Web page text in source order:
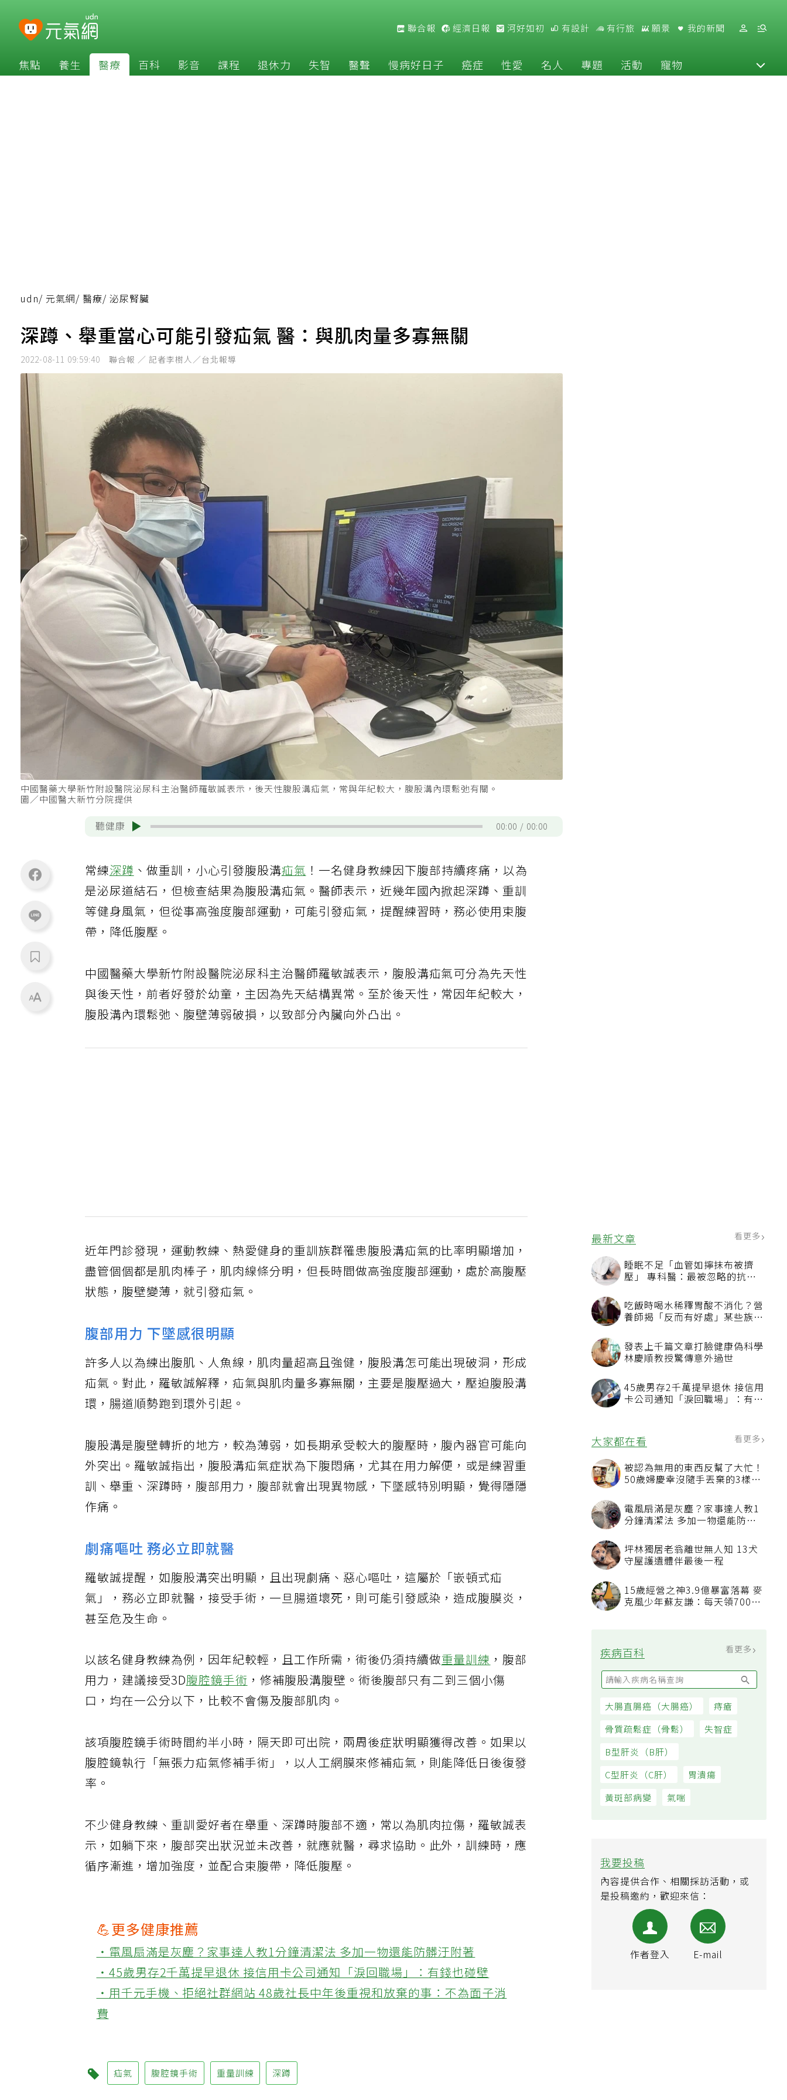
聯合報 經濟日報 河好如初 有設計 有行旅 願景 我的新聞
焦點 養生 醫療 百科 影音 課程 退休力 失智 醫聲 慢病好日子 癌症 性愛 名人 專題 活動 寵物
最新文章 看更多
睡眠不足「血管如擰抹布被擠
壓」 專科醫：最被忽略的抗老
吃飯時喝水稀釋胃酸不消化？營
養師揭「反而有好處」某些族群
發表上千篇文章打臉健康偽科學
林慶順教授驚傳意外過世
45歲男存2千萬提早退休 接信用
卡公司通知「淚回職場」：有錢
大家都在看 看更多
被認為無用的東西反幫了大忙！
50歲婦慶幸沒隨手丟棄的3樣物
電風扇滿是灰塵？家事達人教1
分鐘清潔法 多加一物還能防髒
坪林獨居老翁離世無人知 13犬
守屋護遺體伴最後一程
15歲經營之神3.9億暴富落幕 麥
克風少年蘇友謙：每天領700元
疾病百科
大腸直腸癌（大腸癌） 痔瘡
骨質疏鬆症（骨鬆） 失智症
B型肝炎（B肝）
C型肝炎（C肝）
黃斑部病變
我要投稿
內容提供合作、相關採訪活動，或
是投稿邀約，歡迎來信：
udn/ 元氣網/ 醫療/ 泌尿腎臟
深蹲、舉重當心可能引發疝氣 醫：與肌肉量多寡無關
2022-08-11 09:59:40 聯合報 ／ 記者李樹人／台北報導
中國醫藥大學新竹附設醫院泌尿科主治醫師羅敏誠表示，後天性腹股溝疝氣，常與年紀較大，腹股溝內環鬆弛有關。
圖／中國醫大新竹分院提供
聽健康 00:00 00:00
常練深蹲 、做重訓，小心引發腹股溝疝氣 ！一名健身教練因下腹部持續疼痛，以為
是泌尿道結石，但檢查結果為腹股溝疝氣。醫師表示，近幾年國內掀起深蹲、重訓
等健身風氣，但從事高強度腹部運動，可能引發疝氣，提醒練習時，務必使用束腹
帶，降低腹壓。
中國醫藥大學新竹附設醫院泌尿科主治醫師羅敏誠表示，腹股溝疝氣可分為先天性
與後天性，前者好發於幼童，主因為先天結構異常。至於後天性，常因年紀較大，
腹股溝內環鬆弛、腹壁薄弱破損，以致部分內臟向外凸出。
近年門診發現，運動教練、熱愛健身的重訓族群罹患腹股溝疝氣的比率明顯增加，
盡管個個都是肌肉棒子，肌肉線條分明，但長時間做高強度腹部運動，處於高腹壓
狀態，腹壁變薄，就引發疝氣。
腹部用力 下墜感很明顯
許多人以為練出腹肌、人魚線，肌肉量超高且強健，腹股溝怎可能出現破洞，形成
疝氣。對此，羅敏誠解釋，疝氣與肌肉量多寡無關，主要是腹壓過大，壓迫腹股溝
環，腸道順勢跑到環外引起。
腹股溝是腹壁轉折的地方，較為薄弱，如長期承受較大的腹壓時，腹內器官可能向
外突出。羅敏誠指出，腹股溝疝氣症狀為下腹悶痛，尤其在用力解便，或是練習重
訓、舉重、深蹲時，腹部用力，腹部就會出現異物感，下墜感特別明顯，覺得隱隱
作痛。
劇痛嘔吐 務必立即就醫
羅敏誠提醒，如腹股溝突出明顯，且出現劇痛、惡心嘔吐，這屬於「嵌頓式疝
氣」，務必立即就醫，接受手術，一旦腸道壞死，則可能引發感染，造成腹膜炎，
甚至危及生命。
以該名健身教練為例，因年紀較輕，且工作所需，術後仍須持續做重量訓練 ，腹部
用力，建議接受3D腹腔鏡手術 ，修補腹股溝腹壁。術後腹部只有二到三個小傷
口，均在一公分以下，比較不會傷及腹部肌肉。
該項腹腔鏡手術時間約半小時，隔天即可出院，兩周後症狀明顯獲得改善。如果以
腹腔鏡執行「無張力疝氣修補手術」，以人工網膜來修補疝氣，則能降低日後復發
率。
不少健身教練、重訓愛好者在舉重、深蹲時腹部不適，常以為肌肉拉傷，羅敏誠表
示，如躺下來，腹部突出狀況並未改善，就應就醫，尋求協助。此外，訓練時，應
循序漸進，增加強度，並配合束腹帶，降低腹壓。
💪更多健康推薦
‧電風扇滿是灰塵？家事達人教1分鐘清潔法 多加一物還能防髒汙附著
‧45歲男存2千萬提早退休 接信用卡公司通知「淚回職場」：有錢也碰壁
‧用千元手機、拒絕社群網站 48歲社長中年後重視和放棄的事：不為面子消
費
疝氣 腹腔鏡手術 重量訓練 深蹲